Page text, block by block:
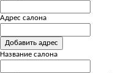
Адрес салона
Добавить адрес
Название салона